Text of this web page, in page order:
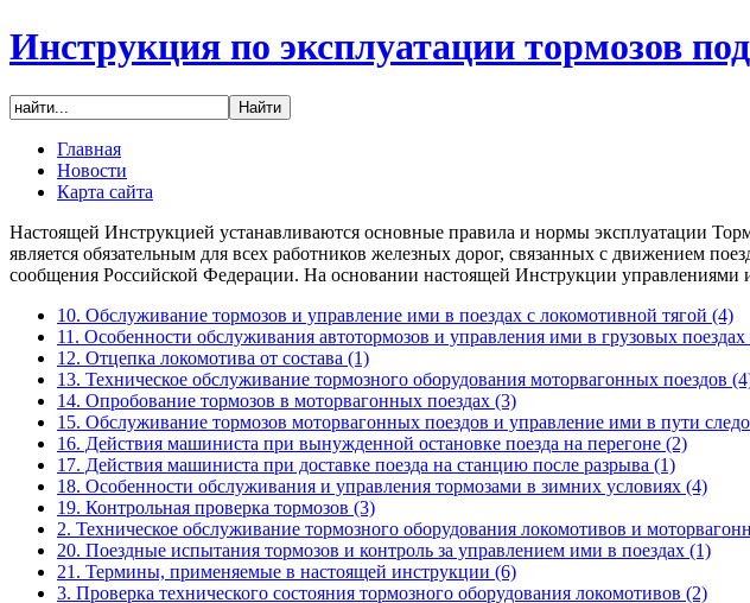
Инструкция по эксплуатации тормозов
Главная
Новости
Карта сайта
Настоящей Инструкцией устанавливаются основные правила и нормы эксплуатации
является обязательным для всех работников железных дорог, связанных с движением
сообщения Российской Федерации. На основании настоящей Инструкции управлениями
10. Обслуживание тормозов и управление ими в поездах с локомотивной тягой (4)
11. Особенности обслуживания автотормозов и управления ими в грузовых
12. Отцепка локомотива от состава (1)
13. Техническое обслуживание тормозного оборудования моторвагонных поездов
14. Опробование тормозов в моторвагонных поездах (3)
15. Обслуживание тормозов моторвагонных поездов и управление ими в пути
16. Действия машиниста при вынужденной остановке поезда на перегоне (2)
17. Действия машиниста при доставке поезда на станцию после разрыва (1)
18. Особенности обслуживания и управления тормозами в зимних условиях (4)
19. Контрольная проверка тормозов (3)
2. Техническое обслуживание тормозного оборудования локомотивов и
20. Поездные испытания тормозов и контроль за управлением ими в поездах (1)
21. Термины, применяемые в настоящей инструкции (6)
3. Проверка технического состояния тормозного оборудования локомотивов (2)